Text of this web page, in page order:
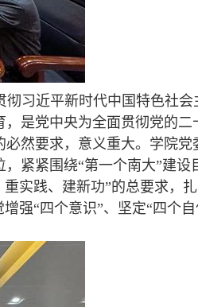
习近平新时代中国特色社
是党中央为全面贯彻党的二
然要求，意义重大。学院党
紧紧围绕“第一个南大”建设
实践、建新功”的总要求，
强“四个意识”、坚定“四个